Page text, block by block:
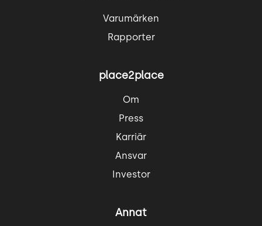
Varumärken
Rapporter
place2place
Om
Press
Karriär
Ansvar
Investor
Annat